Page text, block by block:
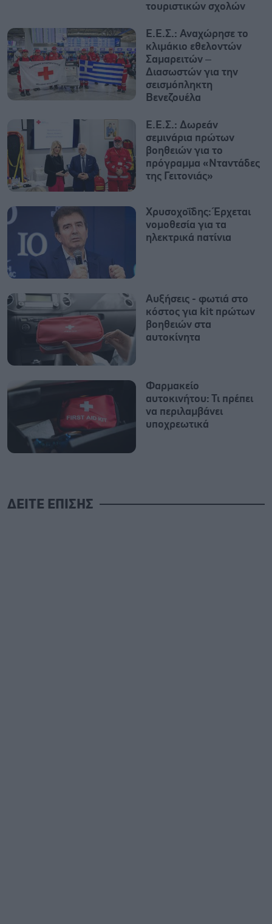
τουριστικών σχολών
Ε.Ε.Σ.: Αναχώρησε το
κλιμάκιο εθελοντών
Σαμαρειτών –
Διασωστών για την
σεισμόπληκτη
Βενεζουέλα
Ε.Ε.Σ.: Δωρεάν
σεμινάρια πρώτων
βοηθειών για το
πρόγραμμα «Νταντάδες
της Γειτονιάς»
Χρυσοχοΐδης: Έρχεται
νομοθεσία για τα
ηλεκτρικά πατίνια
Αυξήσεις - φωτιά στο
κόστος για kit πρώτων
βοηθειών στα
αυτοκίνητα
Φαρμακείο
αυτοκινήτου: Τι πρέπει
να περιλαμβάνει
υποχρεωτικά
ΔΕΙΤΕ ΕΠΙΣΗΣ